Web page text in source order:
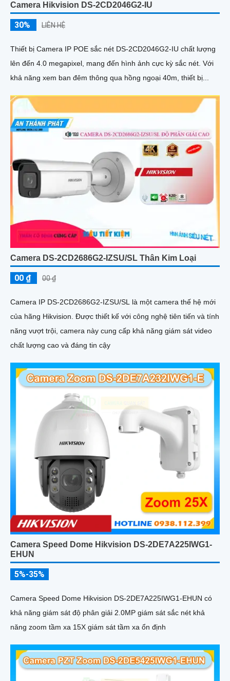
Camera Hikvision DS-2CD2046G2-IU
30% LIÊN HỆ
Thiết bị Camera IP POE sắc nét DS-2CD2046G2-IU chất lượng
lên đến 4.0 megapixel, mang đến hình ảnh cực kỳ sắc nét. Với
khả năng xem ban đêm thông qua hồng ngoại 40m, thiết bị...
Camera DS-2CD2686G2-IZSU/SL Thân Kim Loại
00 ₫ 00 ₫
Camera IP DS-2CD2686G2-IZSU/SL là một camera thế hệ mới
của hãng Hikvision. Được thiết kế với công nghệ tiên tiến và tính
năng vượt trội, camera này cung cấp khả năng giám sát video
chất lượng cao và đáng tin cậy
Camera Speed Dome Hikvision DS-2DE7A225IWG1-
EHUN
5%-35%
Camera Speed Dome Hikvision DS-2DE7A225IWG1-EHUN có
khả năng giám sát độ phân giải 2.0MP giám sát sắc nét khả
năng zoom tầm xa 15X giám sát tầm xa ổn định